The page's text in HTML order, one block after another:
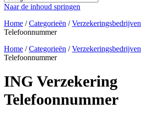
Naar de inhoud springen
Home /Categorieën /Verzekeringsbedrijven
Telefoonnummer
Home /Categorieën /Verzekeringsbedrijven
Telefoonnummer
ING Verzekering
Telefoonnummer